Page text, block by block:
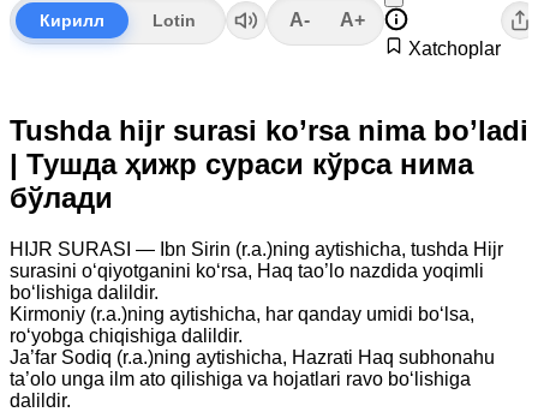
Кирилл Lotin A-
A+
Xatchoplar
Tushda hijr surasi ko’rsa nima bo’ladi
| Тушда ҳижр сураси кўрса нима
бўлади
HIJR SURASI — Ibn Sirin (r.a.)ning aytishicha, tushda Hijr
surasini o‘qiyotganini ko‘rsa, Haq tao’lo nazdida yoqimli
bo‘lishiga dalildir.
Kirmoniy (r.a.)ning aytishicha, har qanday umidi bo‘lsa,
ro‘yobga chiqishiga dalildir.
Ja’far Sodiq (r.a.)ning aytishicha, Hazrati Haq subhonahu
ta’olo unga ilm ato qilishiga va hojatlari ravo bo‘lishiga
dalildir.